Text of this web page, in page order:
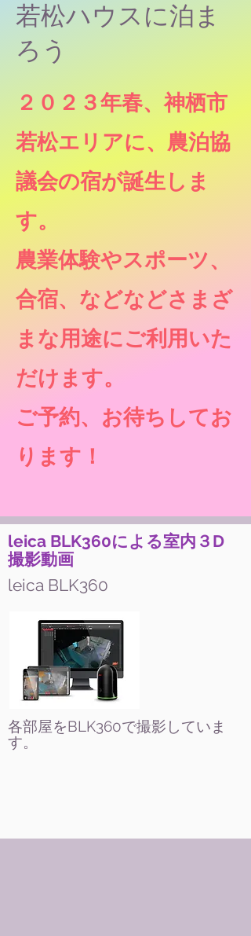
若松ハウスに泊ま
ろう
２０２３年春、神栖市
若松エリアに、農泊協
議会の宿が誕生しま
す。
農業体験やスポーツ、
合宿、などなどさまざ
まな用途にご利用いた
だけます。
​ご予約、お待ちしてお
ります！
leica BLK360による室内３D
撮影動画
leica BLK360
各部屋をBLK360で撮影していま
す。